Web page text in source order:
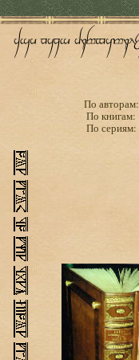
По авторам:
По книгам:
По сериям: